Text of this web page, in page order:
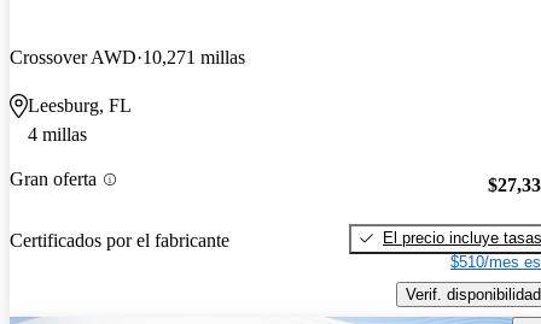
Crossover AWD 10,271 millas
Leesburg, FL
4 millas
Gran oferta
Certificados por el fabricante
El precio incluye tasas
$510/mes
Verif. disponibilidad